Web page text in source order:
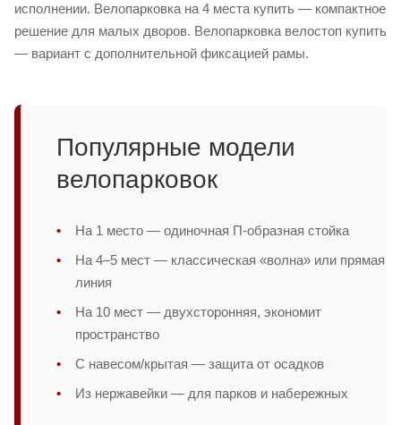
исполнении. Велопарковка на 4 места купить — компактное
решение для малых дворов. Велопарковка велостоп купить
— вариант с дополнительной фиксацией рамы.
Популярные модели
велопарковок
На 1 место — одиночная П-образная стойка
На 4–5 мест — классическая «волна» или прямая
линия
На 10 мест — двухсторонняя, экономит
пространство
С навесом/крытая — защита от осадков
Из нержавейки — для парков и набережных